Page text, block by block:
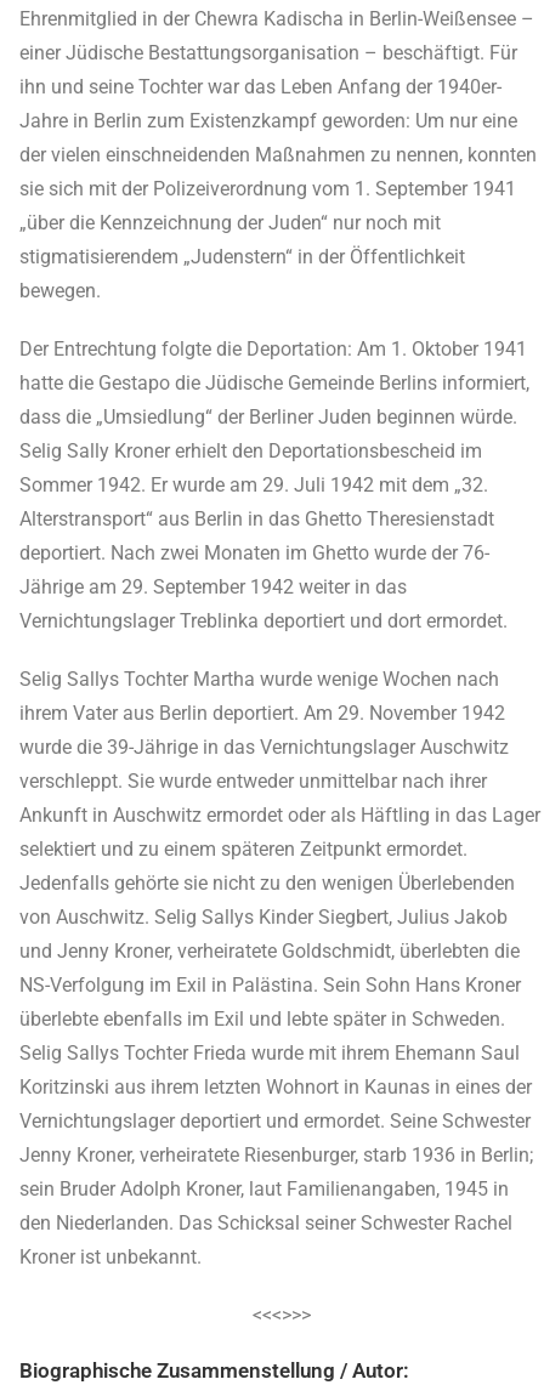
Ehrenmitglied in der Chewra Kadischa in Berlin-Weißensee –
einer Jüdische Bestattungsorganisation – beschäftigt. Für
ihn und seine Tochter war das Leben Anfang der 1940er-
Jahre in Berlin zum Existenzkampf geworden: Um nur eine
der vielen einschneidenden Maßnahmen zu nennen, konnten
sie sich mit der Polizeiverordnung vom 1. September 1941
„über die Kennzeichnung der Juden“ nur noch mit
stigmatisierendem „Judenstern“ in der Öffentlichkeit
bewegen.
Der Entrechtung folgte die Deportation: Am 1. Oktober 1941
hatte die Gestapo die Jüdische Gemeinde Berlins informiert,
dass die „Umsiedlung“ der Berliner Juden beginnen würde.
Selig Sally Kroner erhielt den Deportationsbescheid im
Sommer 1942. Er wurde am 29. Juli 1942 mit dem „32.
Alterstransport“ aus Berlin in das Ghetto Theresienstadt
deportiert. Nach zwei Monaten im Ghetto wurde der 76-
Jährige am 29. September 1942 weiter in das
Vernichtungslager Treblinka deportiert und dort ermordet.
Selig Sallys Tochter Martha wurde wenige Wochen nach
ihrem Vater aus Berlin deportiert. Am 29. November 1942
wurde die 39-Jährige in das Vernichtungslager Auschwitz
verschleppt. Sie wurde entweder unmittelbar nach ihrer
Ankunft in Auschwitz ermordet oder als Häftling in das Lager
selektiert und zu einem späteren Zeitpunkt ermordet.
Jedenfalls gehörte sie nicht zu den wenigen Überlebenden
von Auschwitz. Selig Sallys Kinder Siegbert, Julius Jakob
und Jenny Kroner, verheiratete Goldschmidt, überlebten die
NS-Verfolgung im Exil in Palästina. Sein Sohn Hans Kroner
überlebte ebenfalls im Exil und lebte später in Schweden.
Selig Sallys Tochter Frieda wurde mit ihrem Ehemann Saul
Koritzinski aus ihrem letzten Wohnort in Kaunas in eines der
Vernichtungslager deportiert und ermordet. Seine Schwester
Jenny Kroner, verheiratete Riesenburger, starb 1936 in Berlin;
sein Bruder Adolph Kroner, laut Familienangaben, 1945 in
den Niederlanden. Das Schicksal seiner Schwester Rachel
Kroner ist unbekannt.
<<<>>>
Biographische Zusammenstellung / Autor: